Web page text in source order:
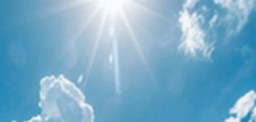
필름형시알리스가격, 부부관계
개선을 위한 실질적 전략 연구
부부관계는 시간이 지날수록 더욱 정교한 관리가
요합니다. 처음 만났을 때의 설렘도 소중하지만,
랜 시간 함께하며 쌓이는 신뢰와 친밀감은 더욱 깊
은 관계를 만들어갑니다. 그런데 어느 순간부터 그